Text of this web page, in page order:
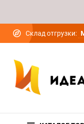
Склад отгрузки: